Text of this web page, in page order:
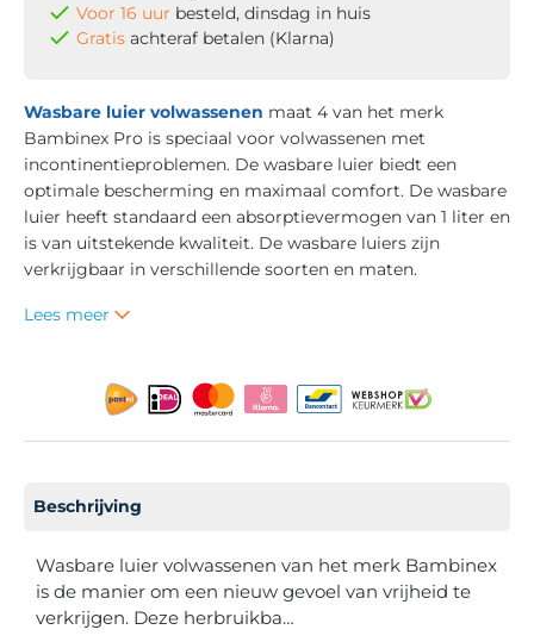
Voor 16 uur besteld, dinsdag in huis
Gratis achteraf betalen (Klarna)
Wasbare luier volwassenen maat 4 van het merk
Bambinex Pro is speciaal voor volwassenen met
incontinentieproblemen. De wasbare luier biedt een
optimale bescherming en maximaal comfort. De wasbare
luier heeft standaard een absorptievermogen van 1 liter en
is van uitstekende kwaliteit. De wasbare luiers zijn
verkrijgbaar in verschillende soorten en maten.
Lees meer
Beschrijving
Wasbare luier volwassenen van het merk Bambinex
is de manier om een nieuw gevoel van vrijheid te
verkrijgen. Deze herbruikba…